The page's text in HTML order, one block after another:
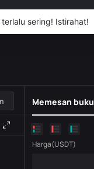
Memesan buku
Harga(USDT)
sering! Istirahat!